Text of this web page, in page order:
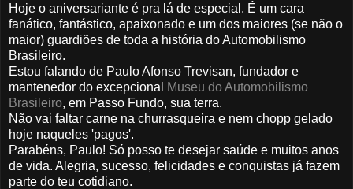
Hoje o aniversariante é pra lá de especial. É um cara
fanático, fantástico, apaixonado e um dos maiores (se não o
maior) guardiões de toda a história do Automobilismo
Brasileiro.
Estou falando de Paulo Afonso Trevisan, fundador e
mantenedor do excepcional
Museu do Automobilismo
Brasileiro, em Passo Fundo, sua terra.
Não vai faltar carne na churrasqueira e nem chopp gelado
hoje naqueles 'pagos'.
Parabéns, Paulo! Só posso te desejar saúde e muitos anos
de vida. Alegria, sucesso, felicidades e conquistas já fazem
parte do teu cotidiano.